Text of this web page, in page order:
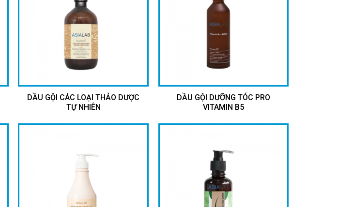
DẦU GỘI CÁC LOẠI THẢO DƯỢC
TỰ NHIÊN
DẦU GỘI DƯỠNG TÓC PRO
VITAMIN B5